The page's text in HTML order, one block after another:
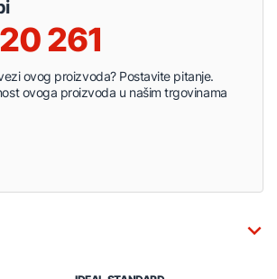
261
ovog proizvoda? Postavite pitanje.
ovoga proizvoda u našim trgovinama